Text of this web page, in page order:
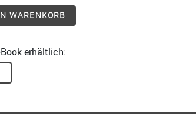
WARENKORB
erhältlich: